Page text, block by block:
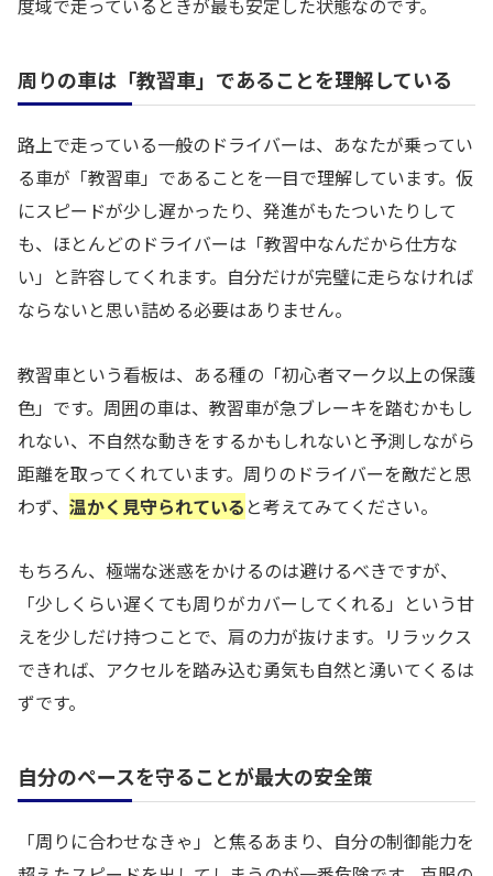
度域で走っているときが最も安定した状態なのです。
周りの車は「教習車」であることを理解している
路上で走っている一般のドライバーは、あなたが乗ってい
る車が「教習車」であることを一目で理解しています。仮
にスピードが少し遅かったり、発進がもたついたりして
も、ほとんどのドライバーは「教習中なんだから仕方な
い」と許容してくれます。自分だけが完璧に走らなければ
ならないと思い詰める必要はありません。
教習車という看板は、ある種の「初心者マーク以上の保護
色」です。周囲の車は、教習車が急ブレーキを踏むかもし
れない、不自然な動きをするかもしれないと予測しながら
距離を取ってくれています。周りのドライバーを敵だと思
わず、 温かく見守られている と考えてみてください。
もちろん、極端な迷惑をかけるのは避けるべきですが、
「少しくらい遅くても周りがカバーしてくれる」という甘
えを少しだけ持つことで、肩の力が抜けます。リラックス
できれば、アクセルを踏み込む勇気も自然と湧いてくるは
ずです。
自分のペースを守ることが最大の安全策
「周りに合わせなきゃ」と焦るあまり、自分の制御能力を